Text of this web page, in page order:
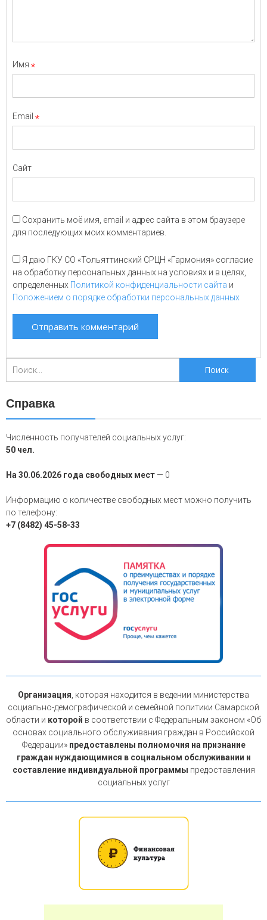
Имя *
Email *
Сайт
Сохранить моё имя, email и адрес сайта в этом браузере
для последующих моих комментариев.
Я даю ГКУ СО «Тольяттинский СРЦН «Гармония» согласие
на обработку персональных данных на условиях и в целях,
определенных Политикой конфиденциальности сайта и
Положением о порядке обработки персональных данных
для:
Справка
Численность получателей социальных услуг:
50 чел.
На 30.06.2026 года свободных мест — 0
Информацию о количестве свободных мест можно получить
по телефону:
+7 (8482) 45-58-33
Организация, которая находится в ведении министерства
социально-демографической и семейной политики Самарской
области и которой в соответствии с Федеральным законом «Об
основах социального обслуживания граждан в Российской
Федерации» предоставлены полномочия на признание
граждан нуждающимися в социальном обслуживании и
составление индивидуальной программы предоставления
социальных услуг